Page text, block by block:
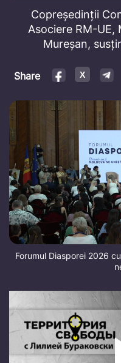
Copreședinții
Asociere RM-UE,
Mureșan,
Share
Forumul Diasporei 2026